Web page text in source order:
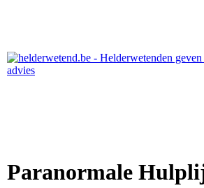
Paranormale